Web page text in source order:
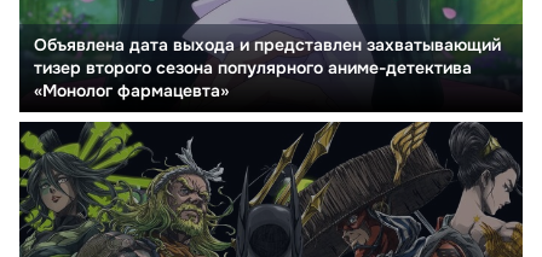
Объявлена дата выхода и представлен захватывающий
тизер второго сезона популярного аниме-детектива
«Монолог фармацевта»